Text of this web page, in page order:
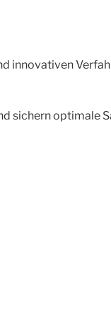
innovativen
sichern optimale